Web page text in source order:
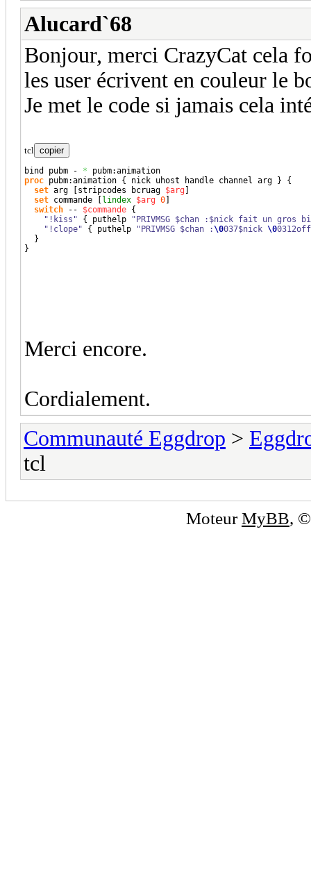
Alucard`68
Bonjour, merci CrazyCat cela
les user écrivent en couleur le
Je met le code si jamais cela
tcl copier
bind pubm - *
proc pubm:animation { nick uhost handle channel arg }
{
set arg [stripcodes bcruag $arg ]
set commande [lindex $arg 0]
switch -- $commande {
"!kiss"
{ puthelp
"PRIVMSG $chan :$nick fait un gros
"!clope"
{ puthelp "PRIVMSG $chan :\0037$nick \0
}
}
Merci encore.
Cordialement.
Communauté Eggdrop >
tcl
MoteurMyBB,